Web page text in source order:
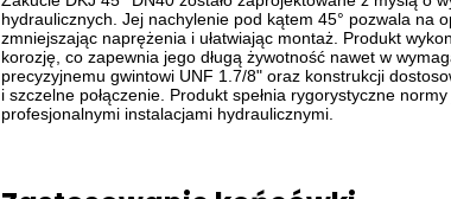
hydraulicznych. Jej nachylenie pod kątem 45° pozwala na
zmniejszając naprężenia i ułatwiając montaż. Produkt
korozję, co zapewnia jego długą żywotność nawet w
precyzyjnemu gwintowi UNF 1.7/8" oraz konstrukcji
i szczelne połączenie. Produkt spełnia rygorystyczne
profesjonalnymi instalacjami hydraulicznymi.